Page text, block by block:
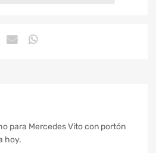
para Mercedes Vito con portón
hoy.